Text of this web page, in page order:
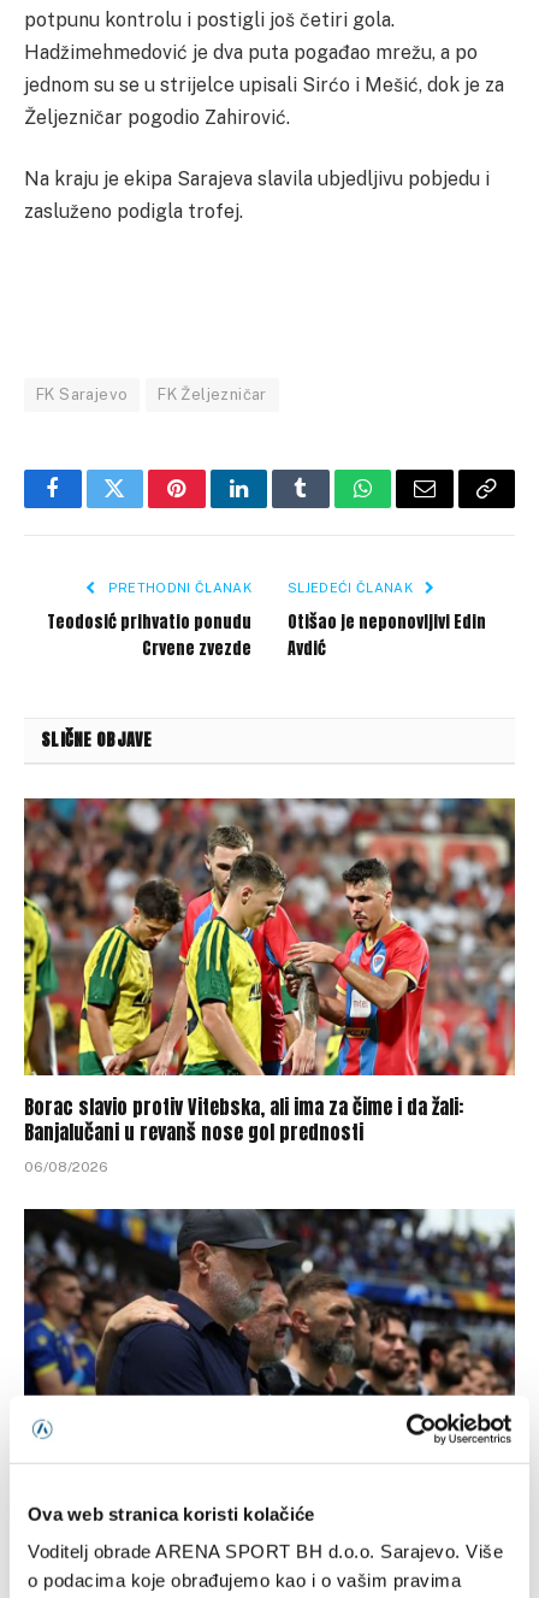
Ova web stranica koristi kolačiće
Voditelj obrade ARENA SPORT BH d.o.o. Sarajevo. Više
o podacima koje obrađujemo kao i o vašim pravima
potpunu kontrolu i postigli još četiri gola.
Hadžimehmedović je dva puta pogađao mrežu, a po
jednom su se u strijelce upisali Sirćo i Mešić, dok je za
Željezničar pogodio Zahirović.
Na kraju je ekipa Sarajeva slavila ubjedljivu pobjedu i
zasluženo podigla trofej.
FK Sarajevo FK Željezničar
FacebookTwitterPinterestLinkedInTumblrWhatsApp
Email Copy
PRETHODNI ČLANAK
Teodosić prihvatio ponudu
Crvene zvezde
SLJEDEĆI ČLANAK
Otišao je neponovljivi Edin
Avdić
SLIČNE OBJAVE
Borac slavio protiv Vitebska, ali ima za čime i da žali:
Banjalučani u revanš nose gol prednosti
06/08/2026
Barbarez: Da su odabrali drugu reprezentaciju onda bi
‘birali’, a ne pripadali
06/08/2026